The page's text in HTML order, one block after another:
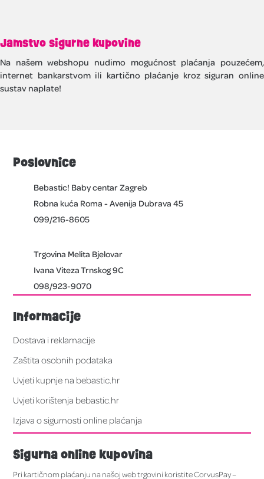
Jamstvo sigurne kupovine
Na našem webshopu nudimo mogućnost plaćanja pouzećem,
internet bankarstvom ili kartično plaćanje kroz siguran online
sustav naplate!
Poslovnice
Bebastic! Baby centar Zagreb
Robna kuća Roma - Avenija Dubrava 45
099/216-8605
Trgovina Melita Bjelovar
Ivana Viteza Trnskog 9C
098/923-9070
Informacije
Dostava i reklamacije
Zaštita osobnih podataka
Uvjeti kupnje na bebastic.hr
Uvjeti korištenja bebastic.hr
Izjava o sigurnosti online plaćanja
Sigurna online kupovina
Pri kartičnom plaćanju na našoj web trgovini koristite CorvusPay –